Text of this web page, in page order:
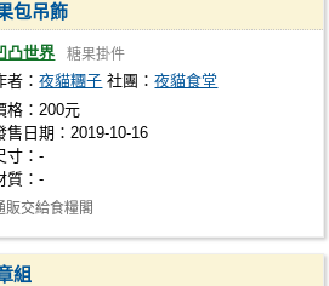
包吊飾
凸世界 糖果掛件
者：夜貓糰子 社團：夜貓食堂
格：200元
售日期：2019-10-16
寸：-
質：-
販交給食糧閣
組